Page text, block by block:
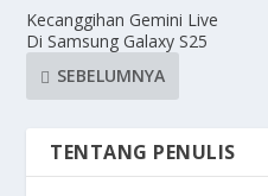
Kecanggihan Gemini Live
Di Samsung Galaxy S25
SEBELUMNYA
TENTANG PENULIS